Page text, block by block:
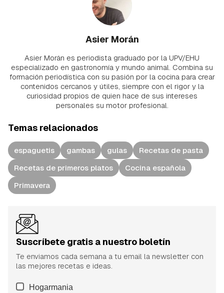
Asier Morán
Asier Morán es periodista graduado por la UPV/EHU
especializado en gastronomía y mundo animal. Combina su
formación periodística con su pasión por la cocina para crear
contenidos cercanos y útiles, siempre con el rigor y la
curiosidad propios de quien hace de sus intereses
personales su motor profesional.
Temas relacionados
espaguetis gambas gulas
Recetas de pasta
Recetas de primeros platos
Cocina española
Primavera
Suscríbete gratis a nuestro boletín
Te enviamos cada semana a tu email la newsletter con
las mejores recetas e ideas.
Hogarmania